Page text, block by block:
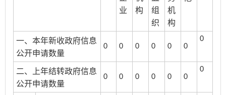
业
构
组
织
机
构
一、本年新收政府信息
公开申请数量
0 0 0 0 0 0
0
二、上年结转政府信息
公开申请数量
0 0 0 0 0 0
0